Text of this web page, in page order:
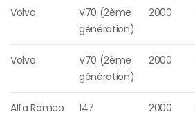
Volvo
V70 (2ème
génération)
2000
Volvo
V70 (2ème
génération)
2000
Alfa Romeo 147 2000